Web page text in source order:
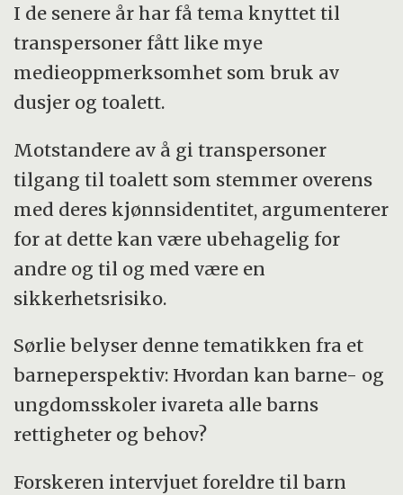
I de senere år har få tema knyttet til
transpersoner fått like mye
medieoppmerksomhet som bruk av
dusjer og toalett.
Motstandere av å gi transpersoner
tilgang til toalett som stemmer overens
med deres kjønnsidentitet, argumenterer
for at dette kan være ubehagelig for
andre og til og med være en
sikkerhetsrisiko.
Sørlie belyser denne tematikken fra et
barneperspektiv: Hvordan kan barne- og
ungdomsskoler ivareta alle barns
rettigheter og behov?
Forskeren intervjuet foreldre til barn